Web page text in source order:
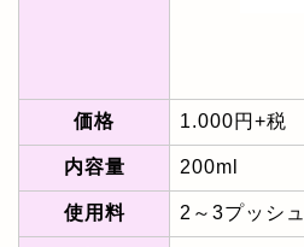
価格 1.000円+税
内容量 200ml
使用料 2～3プッシュ